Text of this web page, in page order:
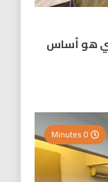
هو أساس